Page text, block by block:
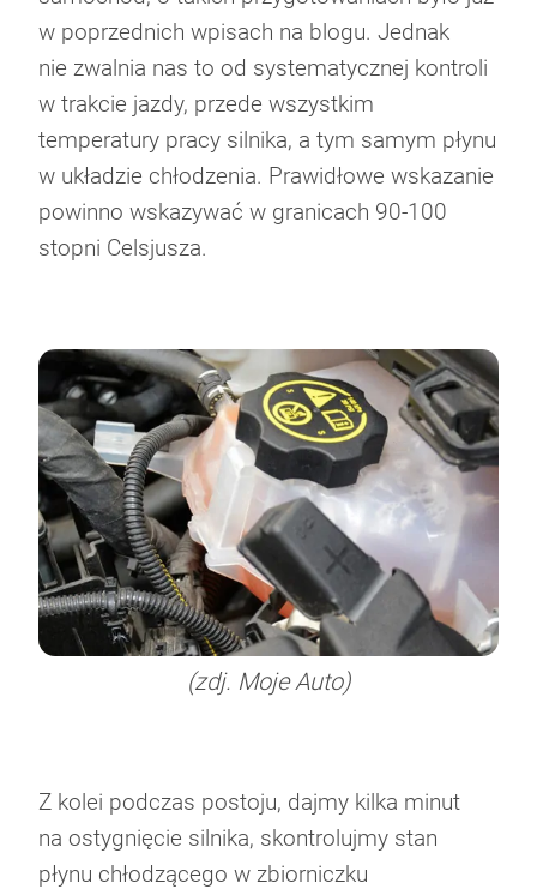
w poprzednich wpisach na blogu. Jednak
nie zwalnia nas to od systematycznej kontroli
w trakcie jazdy, przede wszystkim
temperatury pracy silnika, a tym samym płynu
w układzie chłodzenia. Prawidłowe wskazanie
powinno wskazywać w granicach 90-100
stopni Celsjusza.
(zdj. Moje Auto)
Z kolei podczas postoju, dajmy kilka minut
na ostygnięcie silnika, skontrolujmy stan
płynu chłodzącego w zbiorniczku